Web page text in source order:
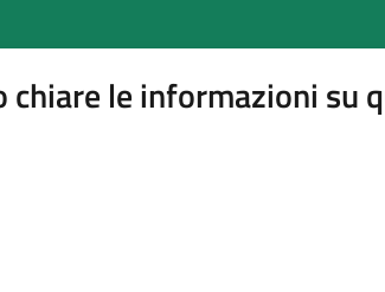
chiare le informazioni su